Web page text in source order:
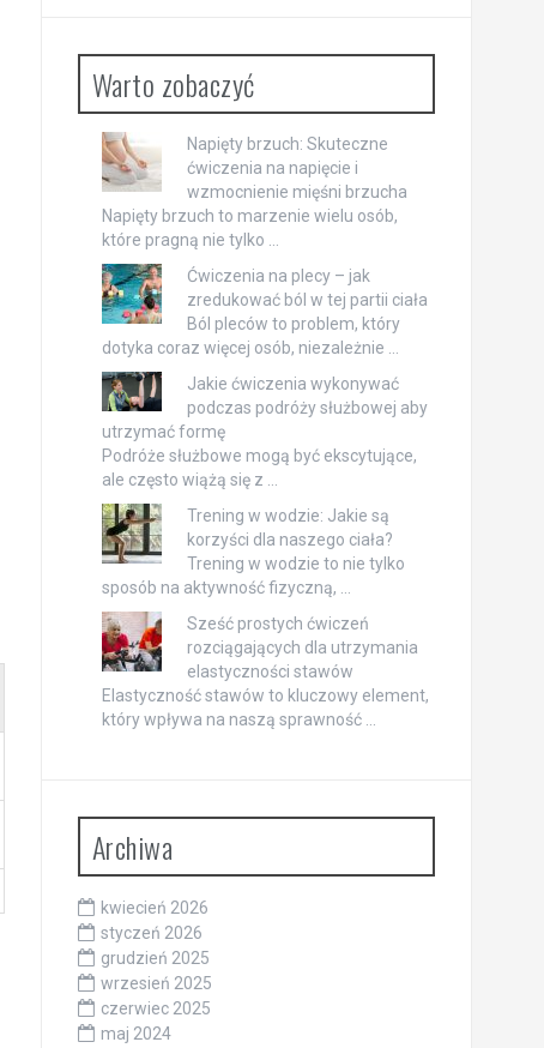
Warto zobaczyć
Napięty brzuch: Skuteczne
ćwiczenia na napięcie i
wzmocnienie mięśni brzucha
Napięty brzuch to marzenie wielu osób,
które pragną nie tylko …
Ćwiczenia na plecy – jak
zredukować ból w tej partii ciała
Ból pleców to problem, który
dotyka coraz więcej osób, niezależnie …
Jakie ćwiczenia wykonywać
podczas podróży służbowej aby
utrzymać formę
Podróże służbowe mogą być ekscytujące,
ale często wiążą się z …
Trening w wodzie: Jakie są
korzyści dla naszego ciała?
Trening w wodzie to nie tylko
sposób na aktywność fizyczną, …
Sześć prostych ćwiczeń
rozciągających dla utrzymania
elastyczności stawów
Elastyczność stawów to kluczowy element,
który wpływa na naszą sprawność …
Archiwa
kwiecień 2026
styczeń 2026
grudzień 2025
wrzesień 2025
czerwiec 2025
maj 2024